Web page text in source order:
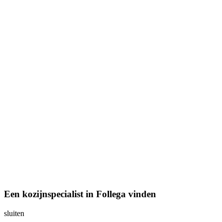
Een kozijnspecialist in Follega vinden
sluiten